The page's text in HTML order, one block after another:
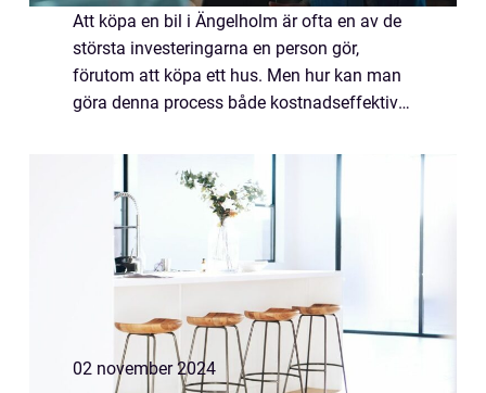
Att köpa en bil i Ängelholm är ofta en av de
största investeringarna en person gör,
förutom att köpa ett hus. Men hur kan man
göra denna process både kostnadseffektiv
02 november 2024